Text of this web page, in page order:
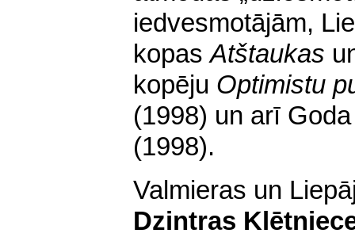
iedvesmotājām,
kopasAtštaukas
kopēju Optimistu
(1998) un arī
(1998).
Valmieras un
Dzintras